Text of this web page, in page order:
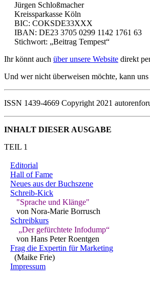
Jürgen Schloßmacher
Kreissparkasse Köln
BIC: COKSDE33XXX
IBAN: DE23 3705 0299 1142 1761 63
Stichwort: „Beitrag Tempest“
Ihr könnt auch über unsere Website direkt
Und wer nicht überweisen möchte, kann
ISSN 1439-4669 Copyright 2021
INHALT DIESER AUSGABE
TEIL 1
Editorial
Hall of Fame
Neues aus der Buchszene
Schreib-Kick
"Sprache und Klänge"
von Nora-Marie Borrusch
Schreibkurs
„Der gefürchtete Infodump“
von Hans Peter Roentgen
Frag die Expertin für Marketing
(Maike Frie)
Impressum